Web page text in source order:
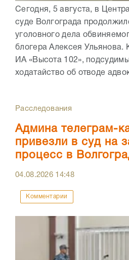
Сегодня, 5 августа, в
суде Волгограда
уголовного дела
блогера Алексея Ульянова.
ИА «Высота 102»,
ходатайство об отводе
Расследования
Админа телеграм-
привезли в суд на
процесс в
04.08.2026 14:48
Комментарии